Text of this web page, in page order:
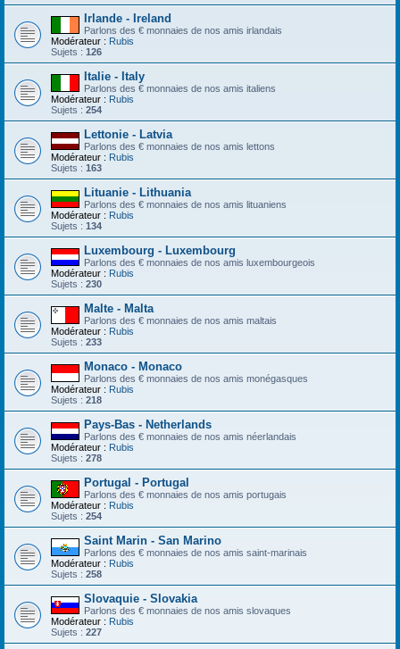
Irlande - Ireland
Parlons des € monnaies de nos amis irlandais
Modérateur : Rubis
Sujets : 126
Italie - Italy
Parlons des € monnaies de nos amis italiens
Modérateur : Rubis
Sujets : 254
Lettonie - Latvia
Parlons des € monnaies de nos amis lettons
Modérateur : Rubis
Sujets : 163
Lituanie - Lithuania
Parlons des € monnaies de nos amis lituaniens
Modérateur : Rubis
Sujets : 134
Luxembourg - Luxembourg
Parlons des € monnaies de nos amis luxembourgeois
Modérateur : Rubis
Sujets : 230
Malte - Malta
Parlons des € monnaies de nos amis maltais
Modérateur : Rubis
Sujets : 233
Monaco - Monaco
Parlons des € monnaies de nos amis monégasques
Modérateur : Rubis
Sujets : 218
Pays-Bas - Netherlands
Parlons des € monnaies de nos amis néerlandais
Modérateur : Rubis
Sujets : 278
Portugal - Portugal
Parlons des € monnaies de nos amis portugais
Modérateur : Rubis
Sujets : 254
Saint Marin - San Marino
Parlons des € monnaies de nos amis saint-marinais
Modérateur : Rubis
Sujets : 258
Slovaquie - Slovakia
Parlons des € monnaies de nos amis slovaques
Modérateur : Rubis
Sujets : 227